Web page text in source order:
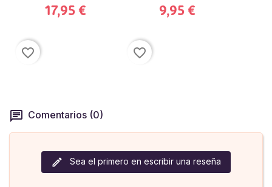
17,95 €
favorite_border
9,95 €
favorite_border
Comentarios (0)
Sea el primero en escribir una reseña